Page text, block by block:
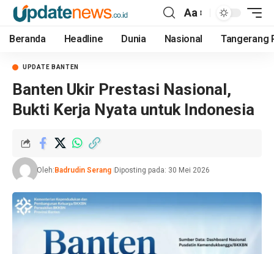
Aa
Beranda Headline Dunia Nasional Tangerang
UPDATE BANTEN
Banten Ukir Prestasi Nasional,
Bukti Kerja Nyata untuk Indonesia
Oleh: Badrudin Serang Diposting pada: 30 Mei 2026